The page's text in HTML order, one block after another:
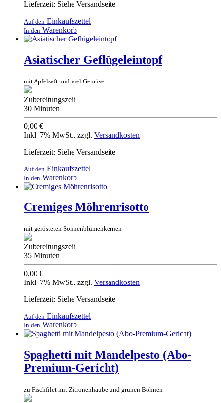
Lieferzeit: Siehe Versandseite
Auf den Einkaufszettel
In den Warenkorb
Asiatischer Geflügeleintopf
mit Apfelsaft und viel Gemüse
Zubereitungszeit
30 Minuten
0,00 €
Inkl. 7% MwSt., zzgl. Versandkosten
Lieferzeit: Siehe Versandseite
Auf den Einkaufszettel
In den Warenkorb
Cremiges Möhrenrisotto
mit gerösteten Sonnenblumenkernen
Zubereitungszeit
35 Minuten
0,00 €
Inkl. 7% MwSt., zzgl. Versandkosten
Lieferzeit: Siehe Versandseite
Auf den Einkaufszettel
In den Warenkorb
Spaghetti mit Mandelpesto (Abo-
Premium-Gericht)
zu Fischfilet mit Zitronenhaube und grünen Bohnen